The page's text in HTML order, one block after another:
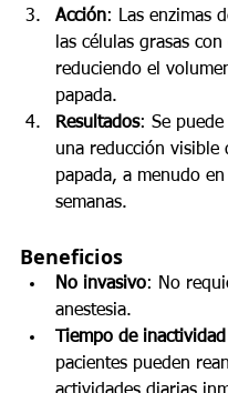
Acción: Las enzimas
las células grasas
reduciendo el
papada.
Resultados: Se
una reducción visible
papada, a menudo
semanas.
Beneficios
No invasivo: No
anestesia.
Tiempo de
pacientes pueden